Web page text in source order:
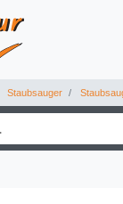
Staubsauger